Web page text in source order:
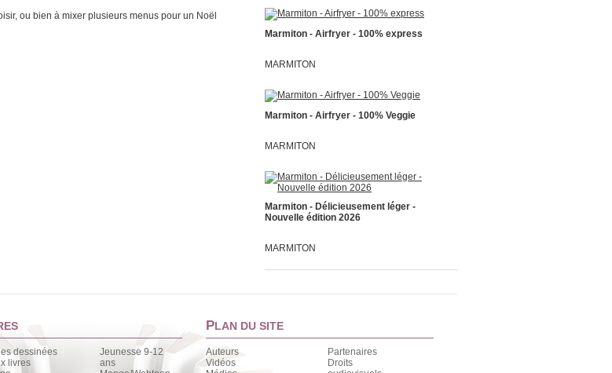
ou bien à mixer plusieurs menus pour un Noël
Marmiton - Airfryer - 100% express
MARMITON
Marmiton - Airfryer - 100% Veggie
MARMITON
Marmiton - Délicieusement léger -
Nouvelle édition 2026
MARMITON
dessinées
livres
Jeunesse 9-12
ans
PLAN DU SITE
Auteurs
Vidéos
Partenaires
Droits